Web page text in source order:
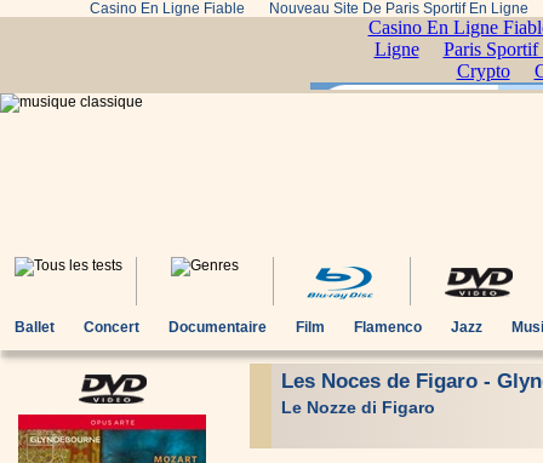
Casino En Ligne Fiable Nouveau Site De Paris Sportif En Ligne
Ballet Concert Documentaire Film Flamenco Jazz
Les Noces de Figaro -
Le Nozze di Figaro